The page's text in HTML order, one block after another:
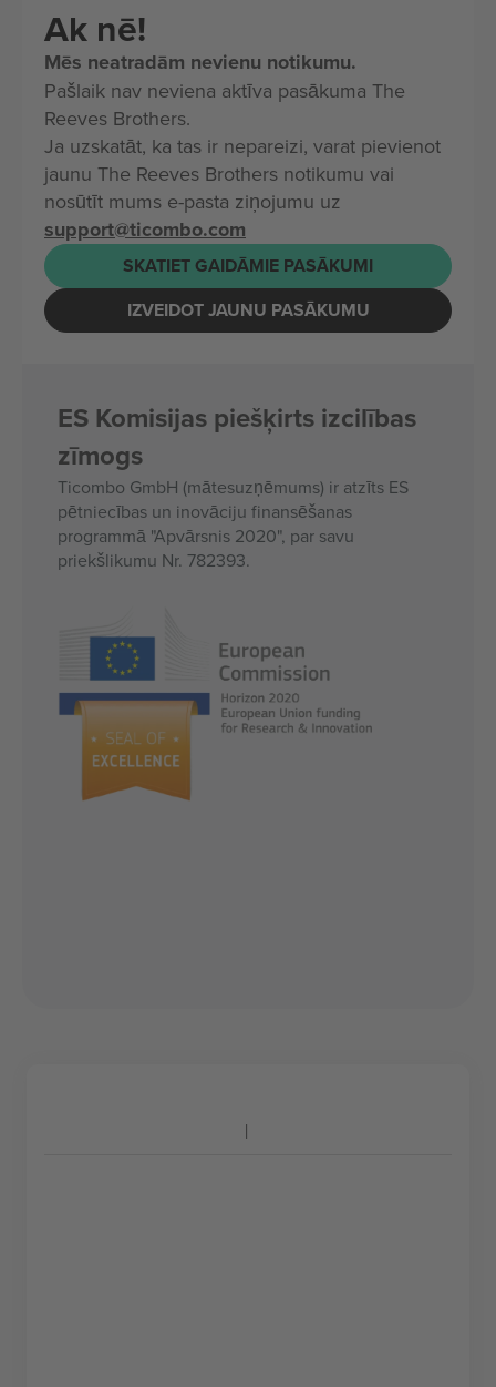
Ak nē!
Mēs neatradām nevienu notikumu.
Pašlaik nav neviena aktīva pasākuma The
Reeves Brothers.
Ja uzskatāt, ka tas ir nepareizi, varat pievienot
jaunu The Reeves Brothers notikumu vai
nosūtīt mums e-pasta ziņojumu uz
support@ticombo.com
SKATIET GAIDĀMIE PASĀKUMI
IZVEIDOT JAUNU PASĀKUMU
ES Komisijas piešķirts izcilības
zīmogs
Ticombo GmbH (mātesuzņēmums) ir atzīts ES
pētniecības un inovāciju finansēšanas
programmā "Apvārsnis 2020", par savu
priekšlikumu Nr. 782393.